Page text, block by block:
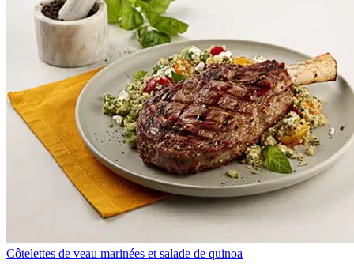
Côtelettes de veau marinées et salade de quinoa